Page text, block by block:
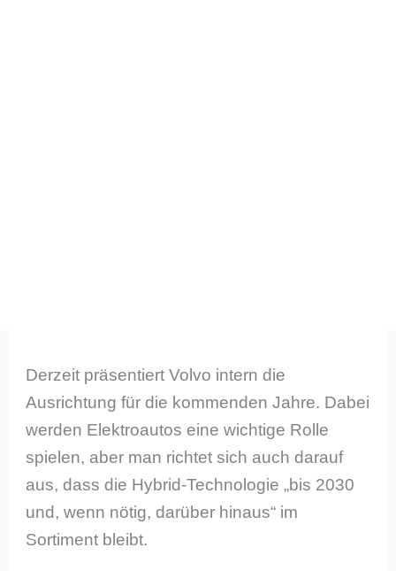
Derzeit präsentiert Volvo intern die
Ausrichtung für die kommenden Jahre. Dabei
werden Elektroautos eine wichtige Rolle
spielen, aber man richtet sich auch darauf
aus, dass die Hybrid-Technologie „bis 2030
und, wenn nötig, darüber hinaus“ im
Sortiment bleibt.